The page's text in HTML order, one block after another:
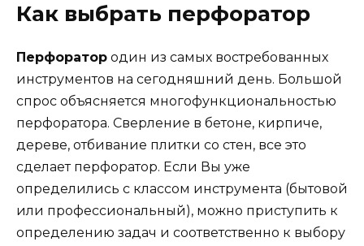
Как выбрать перфоратор
Перфоратор один из самых востребованных
инструментов на сегодняшний день. Большой
спрос объясняется многофункциональностью
перфоратора. Сверление в бетоне, кирпиче,
дереве, отбивание плитки со стен, все это
сделает перфоратор. Если Вы уже
определились с классом инструмента (бытовой
или профессиональный), можно приступить к
определению задач и соответственно к выбору